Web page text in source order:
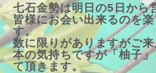
七石金勢は明日の5日から
皆様にお会い出来るのを
す。
数に限りがありますがご
本の気持ちですが「柚子
て頂きます。